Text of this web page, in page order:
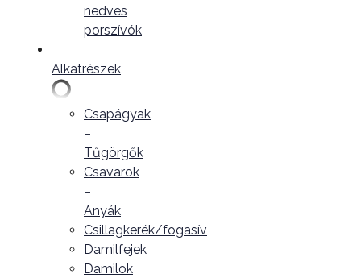
nedves
porszívók
Alkatrészek
Csapágyak
–
Tűgörgők
Csavarok
–
Anyák
Csillagkerék/fogasív
Damilfejek
Damilok